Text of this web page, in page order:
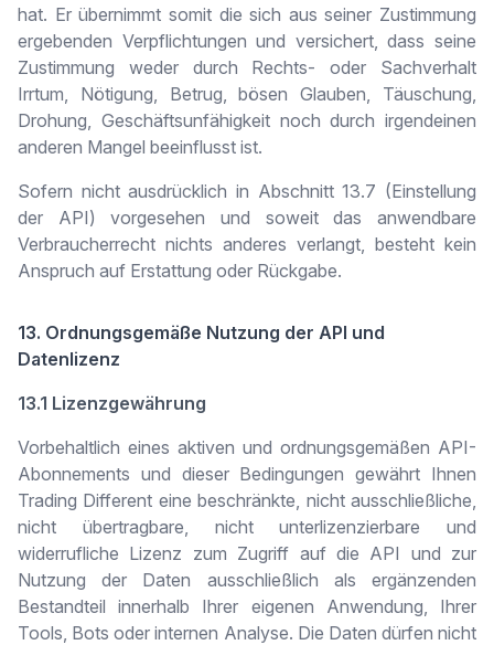
hat. Er übernimmt somit die sich aus seiner Zustimmung
ergebenden Verpflichtungen und versichert, dass seine
Zustimmung weder durch Rechts- oder Sachverhalt
Irrtum, Nötigung, Betrug, bösen Glauben, Täuschung,
Drohung, Geschäftsunfähigkeit noch durch irgendeinen
anderen Mangel beeinflusst ist.
Sofern nicht ausdrücklich in Abschnitt 13.7 (Einstellung
der API) vorgesehen und soweit das anwendbare
Verbraucherrecht nichts anderes verlangt, besteht kein
Anspruch auf Erstattung oder Rückgabe.
13. Ordnungsgemäße Nutzung der API und
Datenlizenz
13.1 Lizenzgewährung
Vorbehaltlich eines aktiven und ordnungsgemäßen API-
Abonnements und dieser Bedingungen gewährt Ihnen
Trading Different eine beschränkte, nicht ausschließliche,
nicht übertragbare, nicht unterlizenzierbare und
widerrufliche Lizenz zum Zugriff auf die API und zur
Nutzung der Daten ausschließlich als ergänzenden
Bestandteil innerhalb Ihrer eigenen Anwendung, Ihrer
Tools, Bots oder internen Analyse. Die Daten dürfen nicht